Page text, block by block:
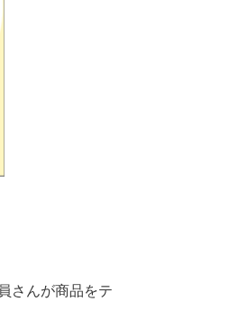
さんが商品をテ